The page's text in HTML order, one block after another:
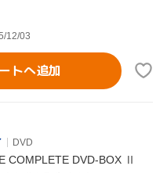
12/03
トへ追加
DVD
COMPLETE DVD-BOX Ⅱ